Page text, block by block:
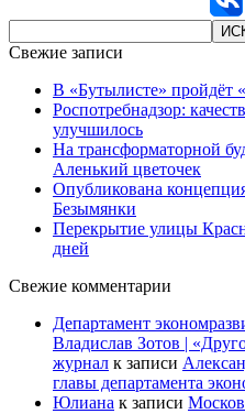
Свежие записи
В «Бутылисте» пройдёт
Роспотребнадзор:
улучшилось
На трансформаторной
Аленький цветочек
Опубликована
Безымянки
Перекрытие улицы
дней
Свежие комментарии
Департамент
Владислав Зотов |
журнал к записи
главы департамента
Юлиана к записи